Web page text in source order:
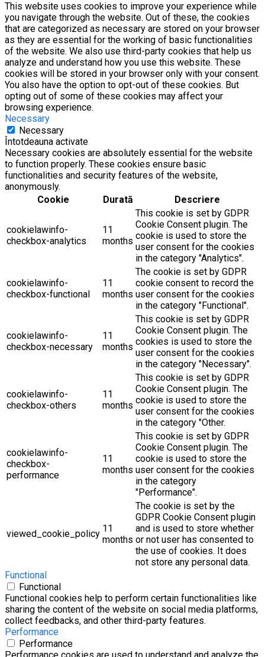
This website uses cookies to improve your experience while
you navigate through the website. Out of these, the cookies
that are categorized as necessary are stored on your browser
as they are essential for the working of basic functionalities
of the website. We also use third-party cookies that help us
analyze and understand how you use this website. These
cookies will be stored in your browser only with your consent.
You also have the option to opt-out of these cookies. But
opting out of some of these cookies may affect your
browsing experience.
Necessary
Necessary
Întotdeauna activate
Necessary cookies are absolutely essential for the website
to function properly. These cookies ensure basic
functionalities and security features of the website,
anonymously.
Cookie
Durată Descriere
cookielawinfo-
checkbox-analytics
11
months
This cookie is set by GDPR
Cookie Consent plugin. The
cookie is used to store the
user consent for the cookies
in the category "Analytics".
cookielawinfo-
checkbox-functional
11
months
The cookie is set by GDPR
cookie consent to record the
user consent for the cookies
in the category "Functional".
cookielawinfo-
checkbox-necessary
11
months
This cookie is set by GDPR
Cookie Consent plugin. The
cookies is used to store the
user consent for the cookies
in the category "Necessary".
cookielawinfo-
checkbox-others
11
months
This cookie is set by GDPR
Cookie Consent plugin. The
cookie is used to store the
user consent for the cookies
in the category "Other.
cookielawinfo-
checkbox-
performance
11
months
This cookie is set by GDPR
Cookie Consent plugin. The
cookie is used to store the
user consent for the cookies
in the category
"Performance".
viewed_cookie_policy 11
months
The cookie is set by the
GDPR Cookie Consent plugin
and is used to store whether
or not user has consented to
the use of cookies. It does
not store any personal data.
Functional
Functional
Functional cookies help to perform certain functionalities like
sharing the content of the website on social media platforms,
collect feedbacks, and other third-party features.
Performance
Performance